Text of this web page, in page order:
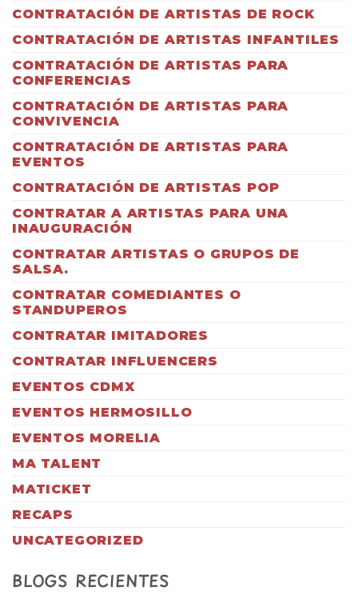
CONTRATACIÓN DE ARTISTAS DE ROCK
CONTRATACIÓN DE ARTISTAS INFANTILES
CONTRATACIÓN DE ARTISTAS PARA
CONFERENCIAS
CONTRATACIÓN DE ARTISTAS PARA
CONVIVENCIA
CONTRATACIÓN DE ARTISTAS PARA
EVENTOS
CONTRATACIÓN DE ARTISTAS POP
CONTRATAR A ARTISTAS PARA UNA
INAUGURACIÓN
CONTRATAR ARTISTAS O GRUPOS DE
SALSA.
CONTRATAR COMEDIANTES O
STANDUPEROS
CONTRATAR IMITADORES
CONTRATAR INFLUENCERS
EVENTOS CDMX
EVENTOS HERMOSILLO
EVENTOS MORELIA
MA TALENT
MATICKET
RECAPS
UNCATEGORIZED
BLOGS RECIENTES